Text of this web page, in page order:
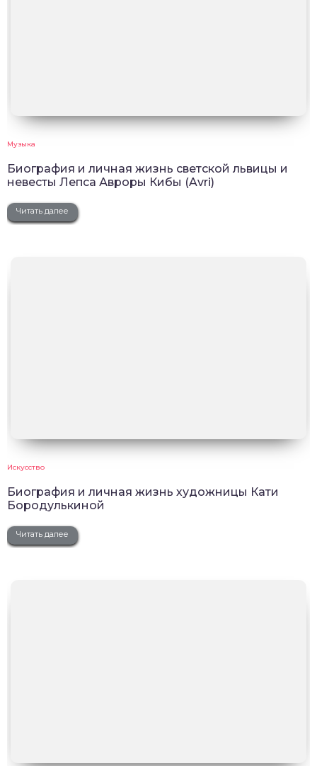
Музыка
Биография и личная жизнь светской львицы и
невесты Лепса Авроры Кибы (Avri)
Читать далее
Искусство
Биография и личная жизнь художницы Кати
Бородулькиной
Читать далее